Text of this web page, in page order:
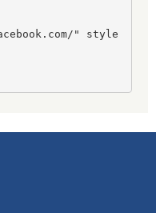
" style